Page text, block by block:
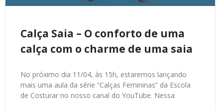
Calça Saia – O conforto de uma
calça com o charme de uma saia
No próximo dia 11/04, às 15h, estaremos lançando
mais uma aula da série “Calças Femininas” da Escola
de Costurar no nosso canal do YouTube. Nessa